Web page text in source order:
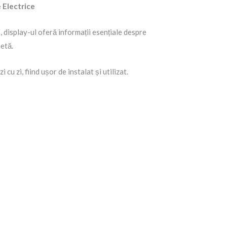
Electrice
ul oferă informații esențiale despre
cu zi, fiind ușor de instalat și utilizat.